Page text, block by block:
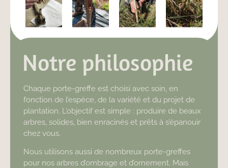
Notre philosophie
Chaque porte-greffe est choisi avec soin, en
fonction de l’espèce, de la variété et du projet de
plantation. L’objectif est simple : produire de beaux
arbres, solides, bien enracinés et prêts à s’épanouir
chez vous.
Nous utilisons aussi de nombreux porte-greffes
pour nos arbres d’ombrage et d’ornement. Mais